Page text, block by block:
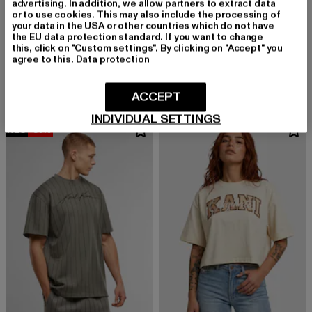
KARL KANI
Small Signature Essential
24,89 EUR
Derzeitiger Preis: 24,89 EUR
29,99 EURAktionspreis: 29,99 EUR
KARL KANI
NEU -51%
advertising. In addition, we allow partners to extract data
or to use cookies. This may also include the processing of
your data in the USA or other countries which do not have
the EU data protection standard. If you want to change
this, click on "Custom settings". By clicking on "Accept" you
agree to this. Data protection
INDIVIDUAL SETTINGS
ACCEPT